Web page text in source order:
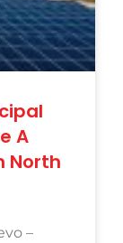
A
North
–